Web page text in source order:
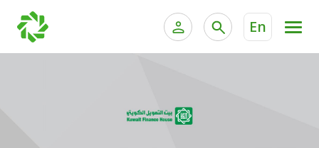
En
الخدمات المصرفية الإلكترونية للشركات